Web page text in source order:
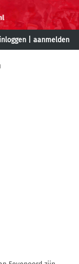
inloggen aanmelden